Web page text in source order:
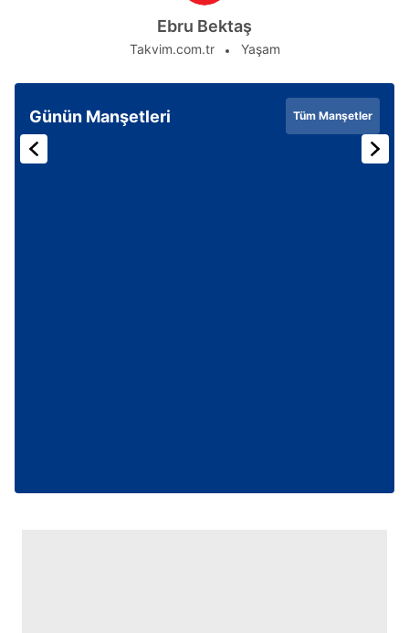
Ebru Bektaş
Takvim.com.tr Yaşam
Günün Manşetleri Tüm Manşetler